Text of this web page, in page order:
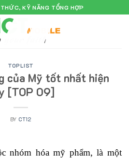
KỸ NĂNG TỔNG HỢP
TOPLIST
của Mỹ tốt nhất hiện
[TOP 09]
BY CT12
nhóm hóa mỹ phẩm, là một